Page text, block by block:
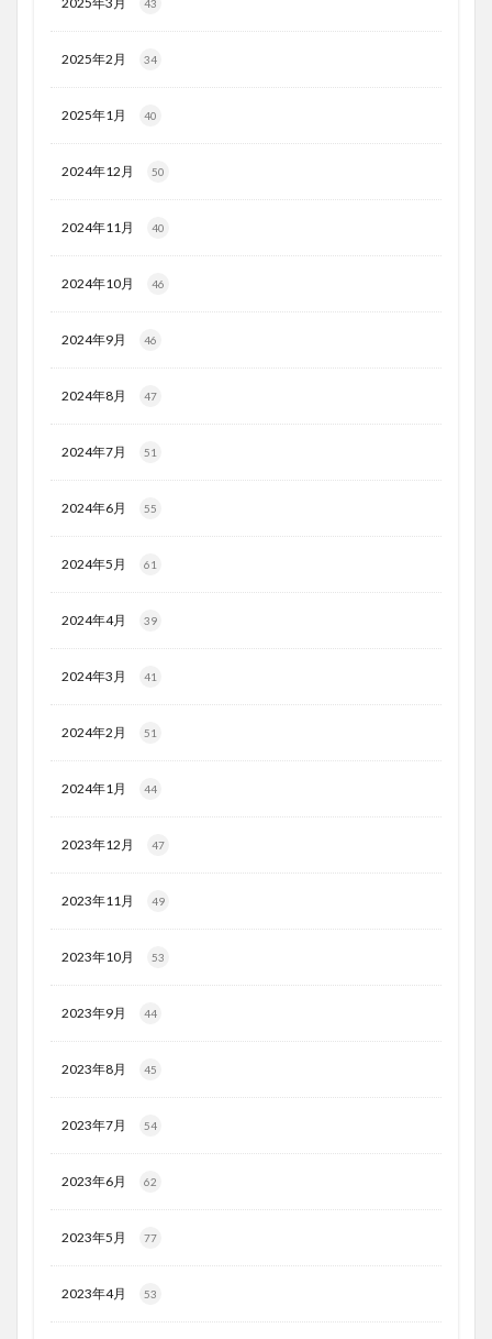
43
2025年2月 34
2025年1月 40
2024年12月 50
2024年11月 40
2024年10月 46
2024年9月 46
2024年8月 47
2024年7月 51
2024年6月 55
2024年5月 61
2024年4月 39
2024年3月 41
2024年2月 51
2024年1月 44
2023年12月 47
2023年11月 49
2023年10月 53
2023年9月 44
2023年8月 45
2023年7月 54
2023年6月 62
2023年5月 77
2023年4月 53